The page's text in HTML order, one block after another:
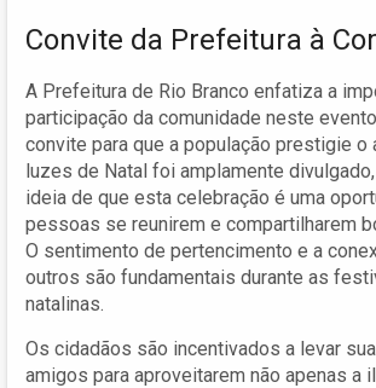
Convite da Prefeitura à
A Prefeitura de Rio Branco enfatiza a
participação da comunidade neste
convite para que a população prestigie o
luzes de Natal foi amplamente
ideia de que esta celebração é uma
pessoas se reunirem e compartilharem
O sentimento de pertencimento e a
outros são fundamentais durante as
natalinas.
Os cidadãos são incentivados a levar
amigos para aproveitarem não apenas a